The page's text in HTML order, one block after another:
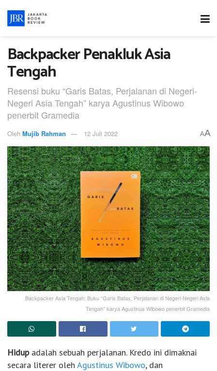
Backpacker Penakluk Asia
Tengah
Resensi buku “Garis Batas, Perjalanan di Negeri-
Negeri Asia Tengah” karya Agustinus Wibowo
penerbit Gramedia
Oleh Mujib Rahman 12 Juli 2022 AA
Backpacker Asia Tengah: Buku “Garis Batas, Perjalanan di Negeri-Negeri Asia
Tengah” karya Agustinus Wibowo penerbit Gramedia
Hidupadalah sebuah perjalanan. Kredo ini dimaknai
secara literer oleh Agustinus Wibowo, dan